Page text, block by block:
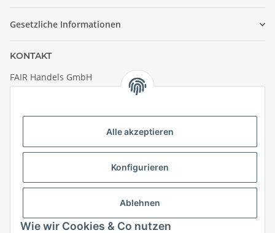
Alle akzeptieren
Konfigurieren
Ablehnen
Wie wir Cookies & Co nutzen
Gesetzliche Informationen
KONTAKT
FAIR Handels GmbH
(Weltladen Innsbruck)
6020 Innsbruck
Öffnungszeiten:
Montag - Freitag: 9:30 - 18:00 Uhr